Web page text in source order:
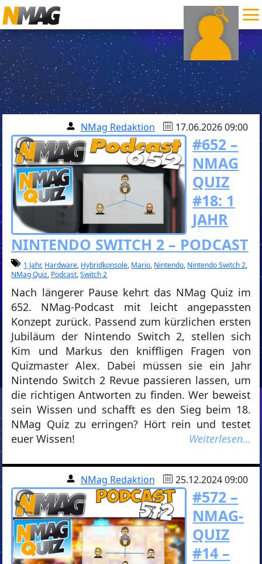
NMag Redaktion 17.06.2026 09:00
#652 –
NMAG
QUIZ
#18: 1
JAHR
NINTENDO SWITCH 2 – PODCAST
1 Jahr, Hardware, Hybridkonsole, Mario, Nintendo, Nintendo Switch 2,
NMag Quiz, Podcast,Switch 2
Nach längerer Pause kehrt das NMag Quiz im
652. NMag-Podcast mit leicht angepassten
Konzept zurück. Passend zum kürzlichen ersten
Jubiläum der Nintendo Switch 2, stellen sich
Kim und Markus den kniffligen Fragen von
Quizmaster Alex. Dabei müssen sie ein Jahr
Nintendo Switch 2 Revue passieren lassen, um
die richtigen Antworten zu finden. Wer beweist
sein Wissen und schafft es den Sieg beim 18.
NMag Quiz zu erringen? Hört rein und testet
euer Wissen!
Weiterlesen…
NMag Redaktion 25.12.2024 09:00
#572 –
NMAG-
QUIZ
#14 –